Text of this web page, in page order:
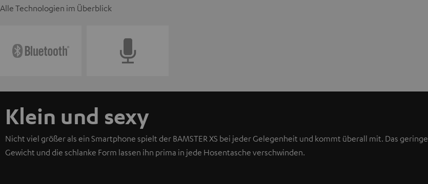
Alle Technologien im Überblick
Klein und sexy
Nicht viel größer als ein Smartphone spielt der BAMSTER XS bei jeder Gelegenheit und kommt überall mit. Das geringe
Gewicht und die schlanke Form lassen ihn prima in jede Hosentasche verschwinden.